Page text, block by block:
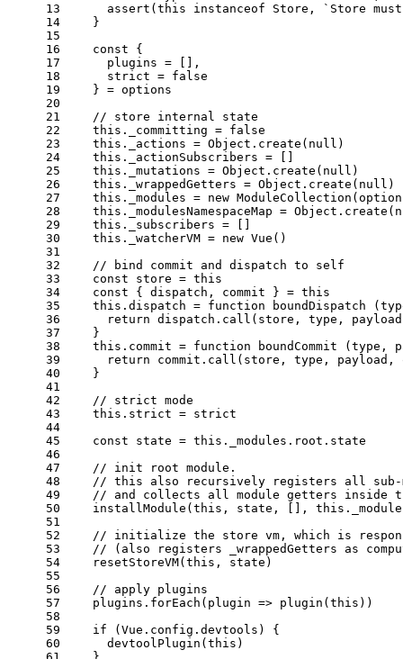
13
14
15
16
17
18
19
20
21
22
23
24
25
26
27
28
29
30
31
32
33
34
35
36
37
38
39
40
41
42
43
44
45
46
47
48
49
50
51
52
53
54
55
56
57
58
59
60
assert ( this instanceof Store ,
`Store
    }
const {
      plugins = [],
      strict =
false
    } = options
// store internal state
this . _committing = false
this . _actions = Object . create ( null )
this . _actionSubscribers = []
this . _mutations = Object . create ( null )
this . _wrappedGetters = Object . create ( null )
this . _modules = new ModuleCollection
this . _modulesNamespaceMap = Object . create (
this . _subscribers = []
this . _watcherVM = new Vue ()
// bind commit and dispatch to self
const store = this
const { dispatch, commit } = this
this . dispatch = function boundDispatch (
return dispatch. call (store, type,
    }
this . commit = function boundCommit ( type,
return commit. call (store, type, payload,
    }
// strict mode
this . strict = strict
const state = this . _modules . root . state
// init root module.
// this also recursively registers all sub-
// and collects all module getters inside
installModule ( this , state, [], this .
// initialize the store vm, which is
// (also registers _wrappedGetters as
resetStoreVM( this , state)
// apply plugins
    plugins.
forEach ( plugin => plugin ( this ))
if ( Vue . config . devtools ) {
devtoolPlugin ( this )